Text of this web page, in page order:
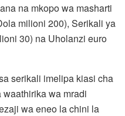
na mkopo wa masharti
milioni 200), Serikali ya
30) na Uholanzi euro
serikali imelipa kiasi cha
wa mradi
wa eneo la chini la